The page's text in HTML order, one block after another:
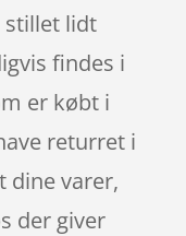
stillet lidt
findes i
er købt i
returret i
dine varer,
der giver